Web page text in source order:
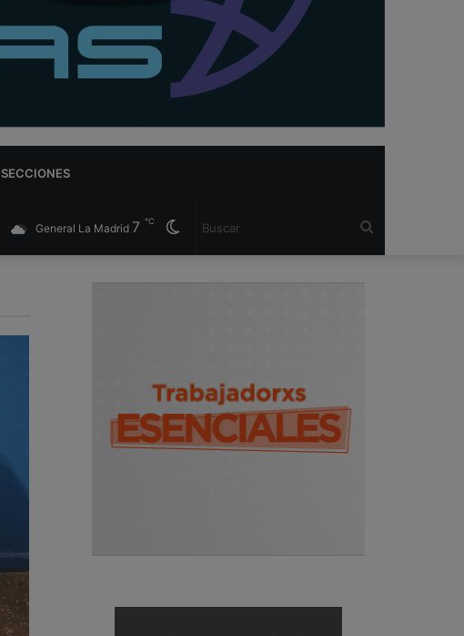
SECCIONES
Cambiar
modo
General La Madrid 7 ℃